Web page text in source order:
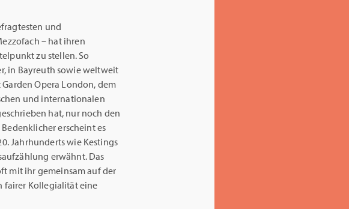
und
– hat ihren
zu stellen. So
in Bayreuth sowie weltweit
Opera London, dem
und internationalen
hat, nur noch den
erscheint es
Jahrhunderts wie Kestings
erwähnt. Das
mit ihr gemeinsam auf der
fairer Kollegialität eine